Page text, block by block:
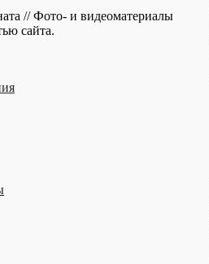
// Фото- и видеоматериалы
сайта.